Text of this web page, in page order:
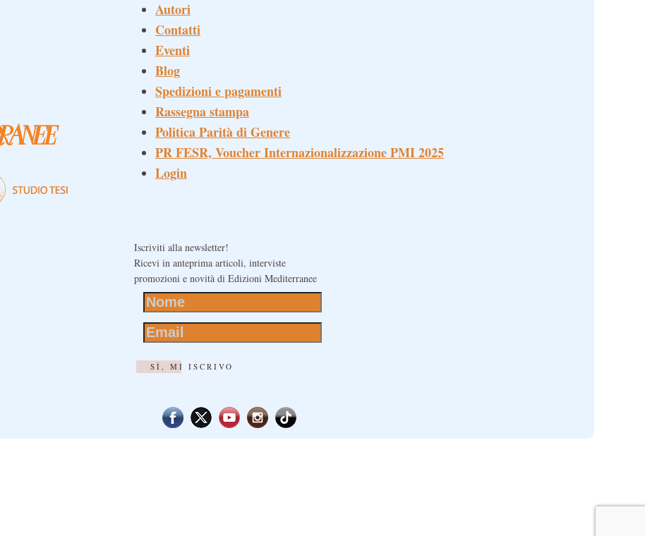
Autori
Contatti
Eventi
Blog
Spedizioni e pagamenti
Rassegna stampa
Politica Parità di Genere
PR FESR, Voucher Internazionalizzazione PMI 2025
Login
Iscriviti alla newsletter!
Ricevi in anteprima articoli, interviste
promozioni e novità di Edizioni Mediterranee
SÌ, MI ISCRIVO